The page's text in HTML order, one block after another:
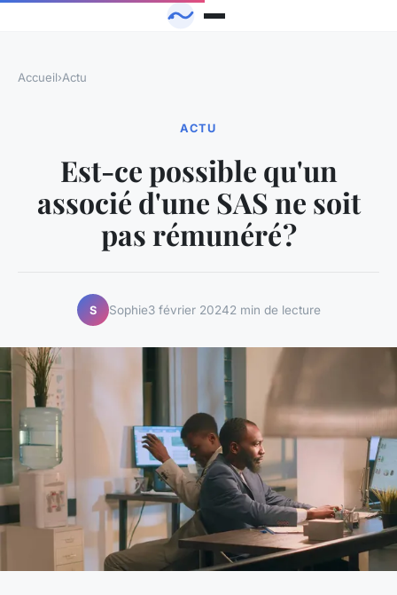
Accueil›Actu
ACTU
Est-ce possible qu'un
associé d'une SAS ne soit
pas rémunéré ?
S Sophie3 février 20242 min de lecture